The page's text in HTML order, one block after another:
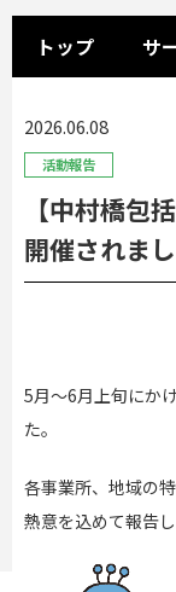
トップ サ
2026.06.08
活動報告
【中村橋
開催されま
5月～6月上旬にか
た。
各事業所、地域の
熱意を込めて報告し